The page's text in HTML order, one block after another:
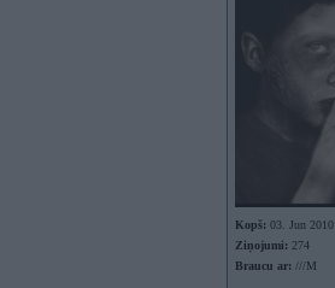
Kopš: 03. Jun 2010
Ziņojumi: 274
Braucu ar: ///M